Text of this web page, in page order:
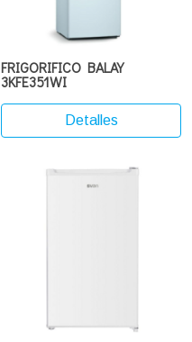
FRIGORIFICO BALAY
3KFE351WI
Detalles